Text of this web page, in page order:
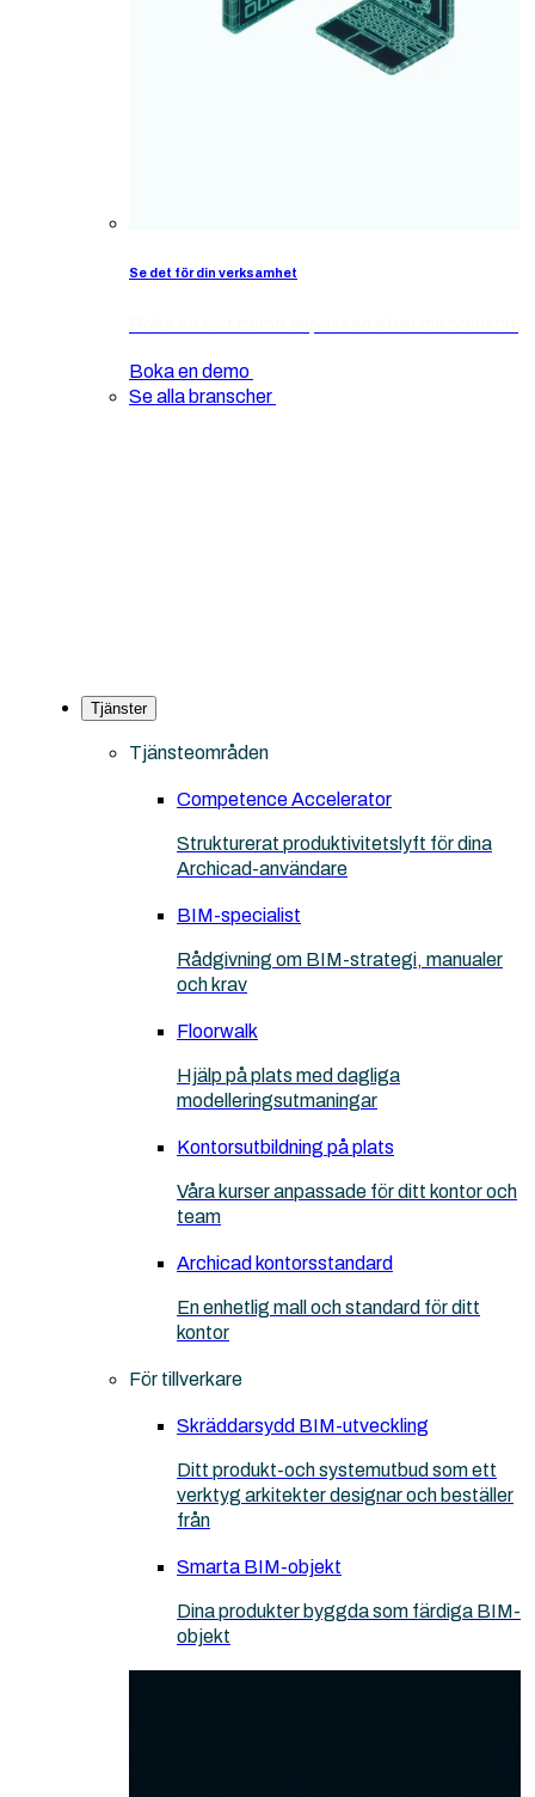
Se det för din verksamhet
Boka en demo
Se alla branscher
Tjänster
Tjänsteområden
Competence Accelerator
Strukturerat produktivitetslyft för dina
Archicad-användare
BIM-specialist
Rådgivning om BIM-strategi, manualer
och krav
Floorwalk
Hjälp på plats med dagliga
modelleringsutmaningar
Kontorsutbildning på plats
Våra kurser anpassade för ditt kontor och
team
Archicad kontorsstandard
En enhetlig mall och standard för ditt
kontor
För tillverkare
Skräddarsydd BIM-utveckling
Ditt produkt-och systemutbud som ett
verktyg arkitekter designar och beställer
från
Smarta BIM-objekt
Dina produkter byggda som färdiga BIM-
objekt